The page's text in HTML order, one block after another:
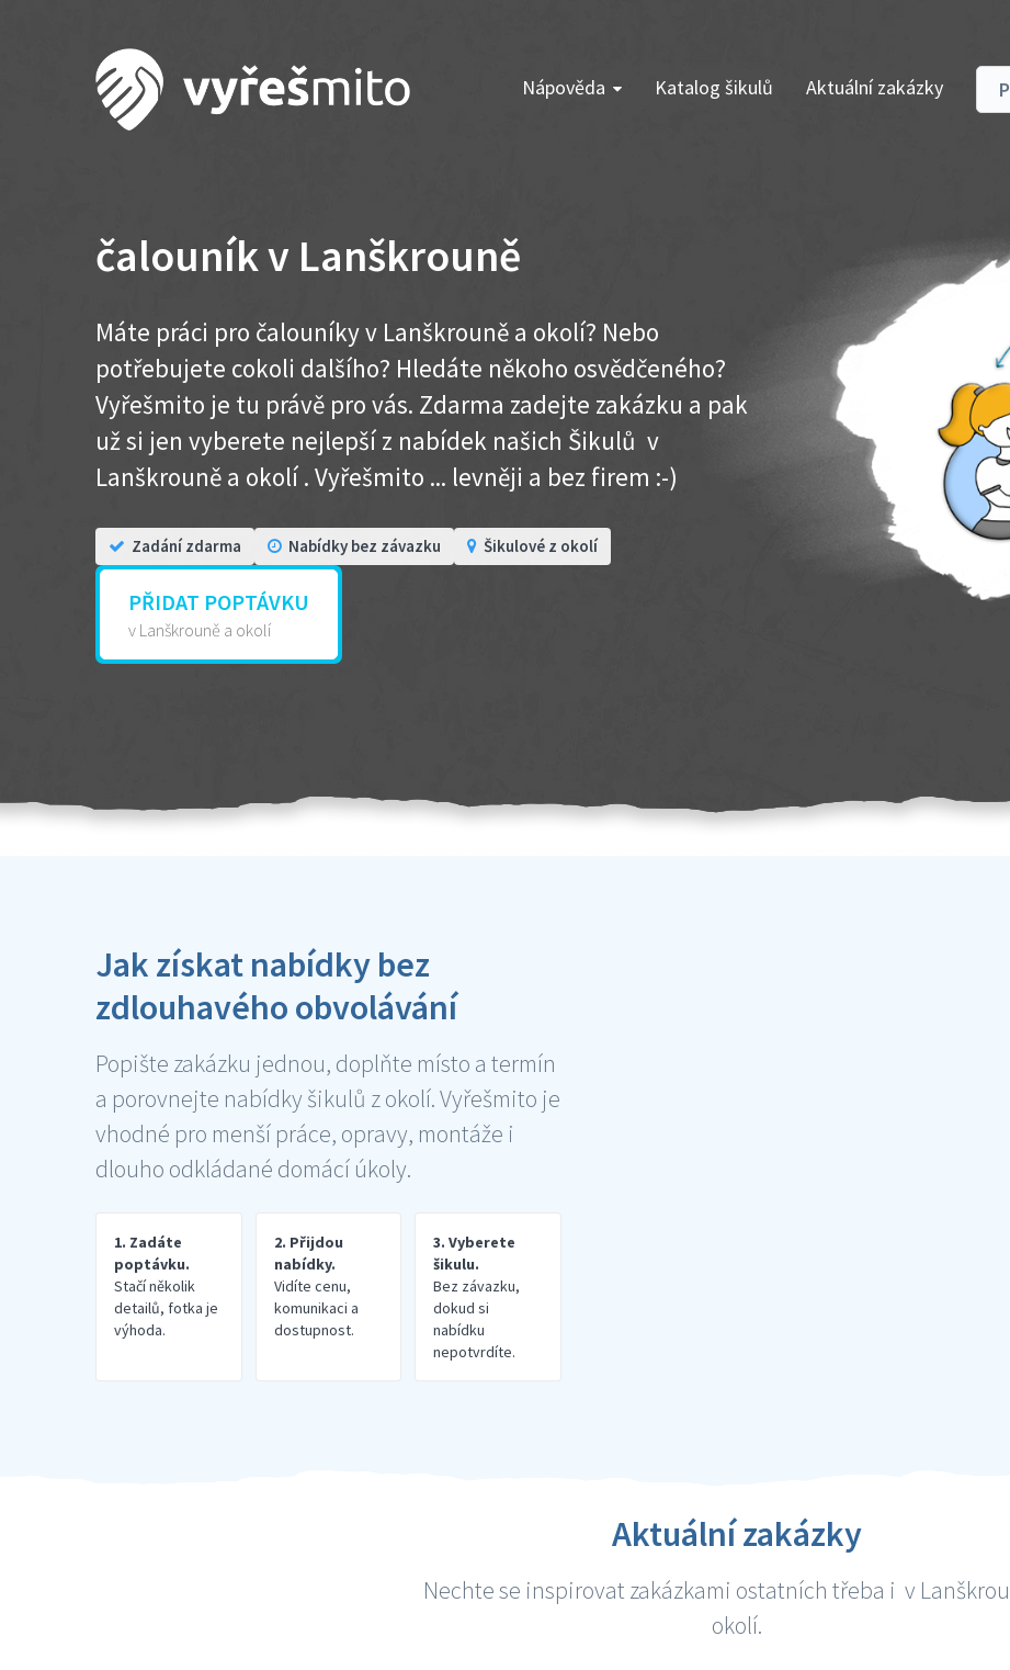
Nápověda Katalog šikulů Aktuální zakázky
čalouník v Lanškrouně
Máte práci pro čalouníky v Lanškrouně a okolí? Nebo
potřebujete cokoli dalšího? Hledáte někoho osvědčeného?
Vyřešmito je tu právě pro vás. Zdarma zadejte zakázku a pak
už si jen vyberete nejlepší z nabídek našich Šikulů v
Lanškrouně a okolí . Vyřešmito ... levněji a bez firem :-)
Zadání zdarma Nabídky bez závazku Šikulové z okolí
PŘIDAT POPTÁVKU
v Lanškrouně a okolí
Jak získat nabídky bez
zdlouhavého obvolávání
Popište zakázku jednou, doplňte místo a termín
a porovnejte nabídky šikulů z okolí. Vyřešmito je
vhodné pro menší práce, opravy, montáže i
dlouho odkládané domácí úkoly.
1. Zadáte
poptávku.
Stačí několik
detailů, fotka je
výhoda.
2. Přijdou
nabídky.
Vidíte cenu,
komunikaci a
dostupnost.
3. Vyberete
šikulu.
Bez závazku,
dokud si
nabídku
nepotvrdíte.
Aktuální zakázky
Nechte se inspirovat zakázkami ostatních třeba i v
okolí.